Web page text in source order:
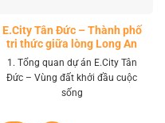
E.City Tân Đức – Thành phố
tri thức giữa lòng Long An
1. Tổng quan dự án E.City Tân
Đức – Vùng đất khởi đầu cuộc
sống